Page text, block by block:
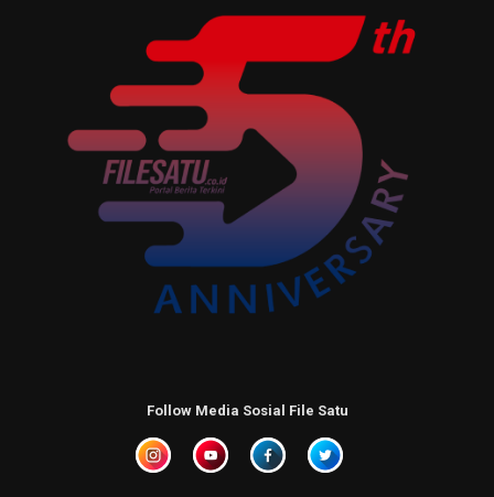
Follow Media Sosial File Satu